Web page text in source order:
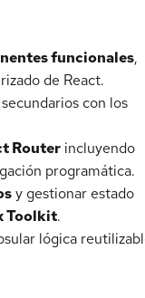
funcionales,
de React.
con los
Router incluyendo
programática.
y gestionar estado
Toolkit.
lógica